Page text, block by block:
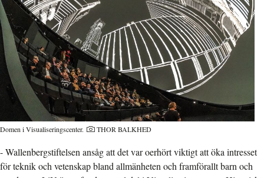
Domen i Visualiseringscenter. THOR BALKHED
- Wallenbergstiftelsen ansåg att det var oerhört viktigt att öka intresset
för teknik och vetenskap bland allmänheten och framförallt barn och